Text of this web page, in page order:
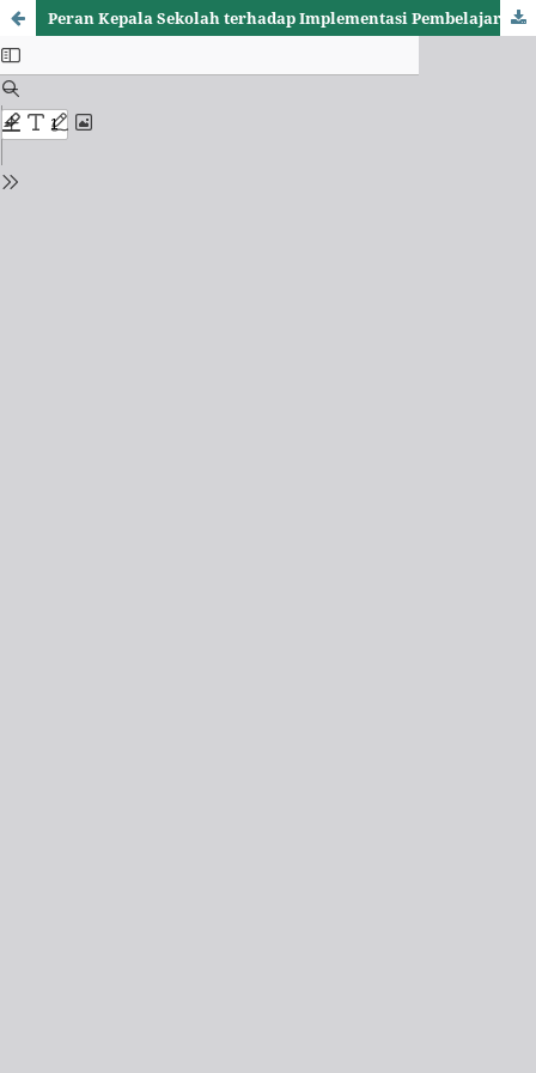
Peran Kepala Sekolah terhadap Implementasi Pembelajaran Mendalam Berbasis Digital di SDN 147 Pekanbaru